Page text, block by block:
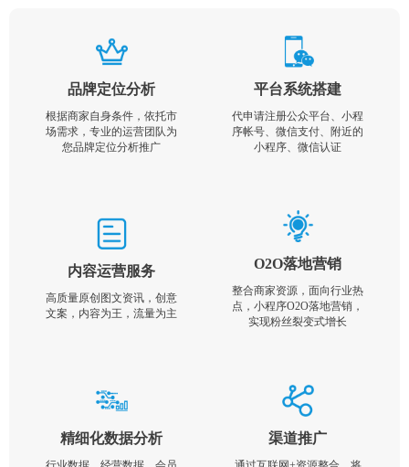
品牌定位分析
根据商家自身条件，依托市
场需求，专业的运营团队为
您品牌定位分析推广
平台系统搭建
代申请注册公众平台、小程
序帐号、微信支付、附近的
小程序、微信认证
内容运营服务
高质量原创图文资讯，创意
文案，内容为王，流量为主
O2O落地营销
整合商家资源，面向行业热
点，小程序O2O落地营销，
实现粉丝裂变式增长
精细化数据分析 渠道推广